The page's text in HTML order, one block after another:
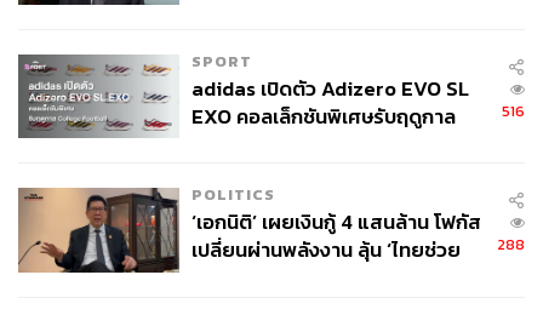
SPORT
adidas เปิดตัว Adizero EVO SL
EXO คอลเล็กชันพิเศษรับฤดูกาล
516
POLITICS
‘เอกนิติ’ เผยเงินกู้ 4 แสนล้าน โฟกัส
เปลี่ยนผ่านพลังงาน ลุ้น ‘ไทยช่วย
288